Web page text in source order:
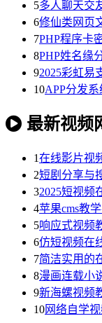
5多人聊天交
6修仙类网页
7PHP程序卡
8PHP姓名缘
92025彩虹易
10APP分发
最新视频
1在线影片视
2短剧分享与
32025短视频
4苹果cms教
5响应式视频
6仿短视频在
7简洁实用的
8漫画连载小
9新海螺视频
10网络自学